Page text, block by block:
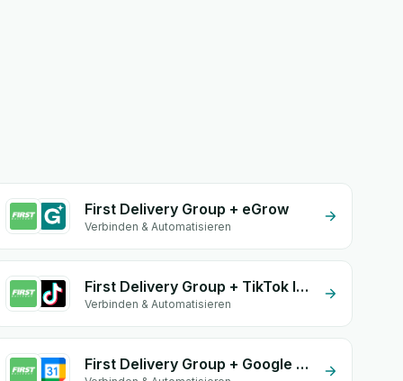
First Delivery Group + eGrow
Verbinden & Automatisieren
First Delivery Group + TikTok Inbox
Verbinden & Automatisieren
First Delivery Group + Google Calendar